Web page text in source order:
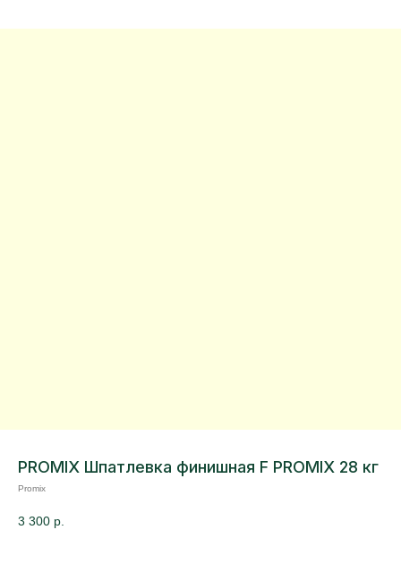
PROMIX Шпатлевка финишная F PROMIX 28 кг
Promix
3 300 р.